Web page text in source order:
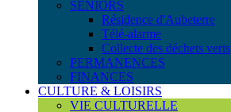
SÉNIORS
Résidence d'Aubeterre
Télé-alarme
Collecte des déchets verts
PERMANENCES
FINANCES
CULTURE & LOISIRS
VIE CULTURELLE